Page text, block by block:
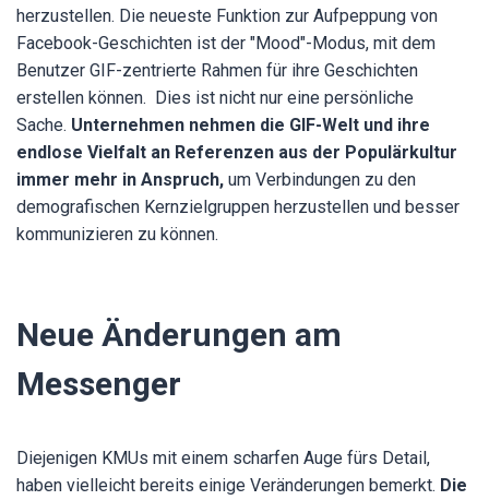
herzustellen. Die neueste Funktion zur Aufpeppung von
Facebook-Geschichten ist der "Mood"-Modus, mit dem
Benutzer GIF-zentrierte Rahmen für ihre Geschichten
erstellen können. Dies ist nicht nur eine persönliche
Sache. Unternehmen nehmen die GIF-Welt und ihre
endlose Vielfalt an Referenzen aus der Populärkultur
immer mehr in Anspruch, um Verbindungen zu den
demografischen Kernzielgruppen herzustellen und besser
kommunizieren zu können.
Neue Änderungen am
Messenger
Diejenigen KMUs mit einem scharfen Auge fürs Detail,
haben vielleicht bereits einige Veränderungen bemerkt. Die